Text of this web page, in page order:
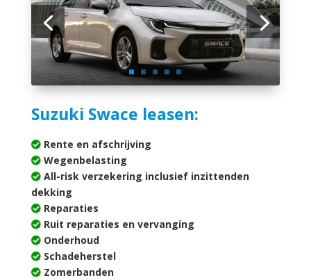
Suzuki Swace leasen:
Rente en afschrijving
Wegenbelasting
All-risk verzekering inclusief inzittenden
dekking
Reparaties
Ruit reparaties en vervanging
Onderhoud
Schadeherstel
Zomerbanden